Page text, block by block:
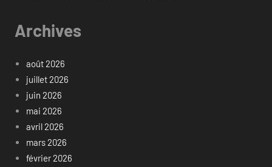
Archives
août 2026
juillet 2026
juin 2026
mai 2026
avril 2026
mars 2026
février 2026